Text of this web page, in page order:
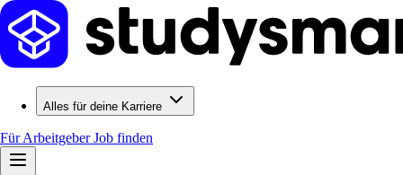
Alles für deine Karriere
Für ArbeitgeberJob finden